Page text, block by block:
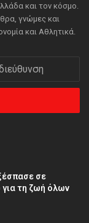
και τον κόσμο.
γνώμες και
και Αθλητικά.
σε
για τη ζωή όλων